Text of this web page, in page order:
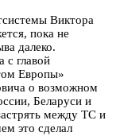
Виктора
пока не
далеко.
с главой
Европы»
о возможном
Беларуси и
между ТС и
это сделал